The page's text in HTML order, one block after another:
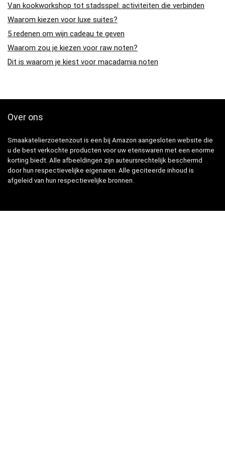
Van kookworkshop tot stadsspel: activiteiten die verbinden
Waarom kiezen voor luxe suites?
5 redenen om wijn cadeau te geven
Waarom zou je kiezen voor raw noten?
Dit is waarom je kiest voor macadamia noten
Over ons
Smaakatelierzoetenzout is een bij Amazon aangesloten website die
u de best verkochte producten voor uw etenswaren met een enorme
korting biedt. Alle afbeeldingen zijn auteursrechtelijk beschermd
door hun respectievelijke eigenaren. Alle geciteerde inhoud is
afgeleid van hun respectievelijke bronnen.